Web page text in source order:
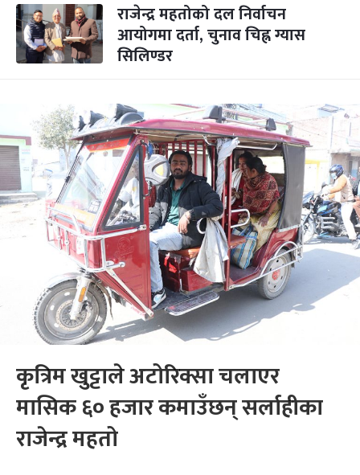
राजेन्द्र महतोको दल निर्वाचन
आयोगमा दर्ता, चुनाव चिह्न ग्यास
सिलिण्डर
कृत्रिम खुट्टाले अटोरिक्सा चलाएर
मासिक ६० हजार कमाउँछन् सर्लाहीका
राजेन्द्र महतो